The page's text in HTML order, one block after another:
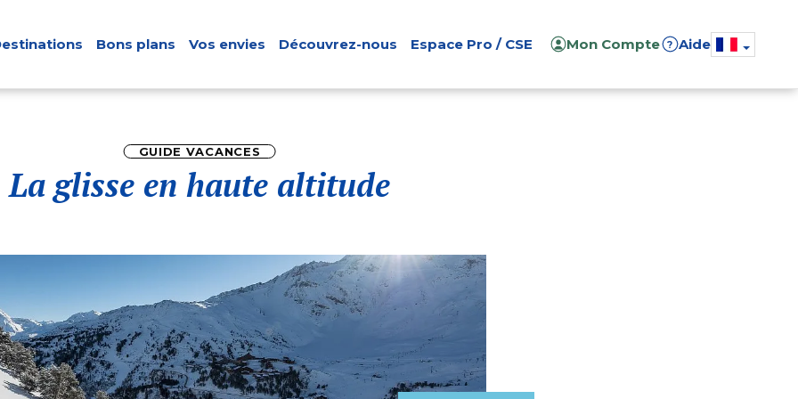
Bons plans Vos envies Découvrez-nous Espace Pro / CSE Mon Compte ? Aide
GUIDE VACANCES
La glisse en haute altitude